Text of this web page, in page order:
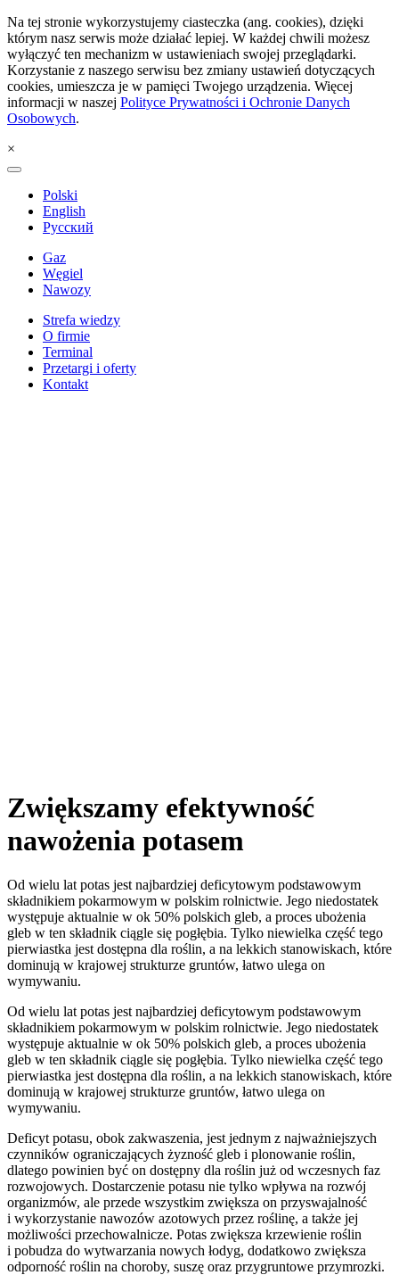
Na tej stronie wykorzystujemy ciasteczka (ang. cookies), dzięki
którym nasz serwis może działać lepiej. W każdej chwili możesz
wyłączyć ten mechanizm w ustawieniach swojej przeglądarki.
Korzystanie z naszego serwisu bez zmiany ustawień dotyczących
cookies, umieszcza je w pamięci Twojego urządzenia. Więcej
informacji w naszej Polityce Prywatności i Ochronie Danych
Osobowych.
×
Polski
English
Русский
Gaz
Węgiel
Nawozy
Strefa wiedzy
O firmie
Terminal
Przetargi i oferty
Kontakt
Zwiększamy efektywność
nawożenia potasem
Od wielu lat potas jest najbardziej deficytowym podstawowym
składnikiem pokarmowym w polskim rolnictwie. Jego niedostatek
występuje aktualnie w ok 50% polskich gleb, a proces ubożenia
gleb w ten składnik ciągle się pogłębia. Tylko niewielka część tego
pierwiastka jest dostępna dla roślin, a na lekkich stanowiskach, które
dominują w krajowej strukturze gruntów, łatwo ulega on
wymywaniu.
Od wielu lat potas jest najbardziej deficytowym podstawowym
składnikiem pokarmowym w polskim rolnictwie. Jego niedostatek
występuje aktualnie w ok 50% polskich gleb, a proces ubożenia
gleb w ten składnik ciągle się pogłębia. Tylko niewielka część tego
pierwiastka jest dostępna dla roślin, a na lekkich stanowiskach, które
dominują w krajowej strukturze gruntów, łatwo ulega on
wymywaniu.
Deficyt potasu, obok zakwaszenia, jest jednym z najważniejszych
czynników ograniczających żyzność gleb i plonowanie roślin,
dlatego powinien być on dostępny dla roślin już od wczesnych faz
rozwojowych. Dostarczenie potasu nie tylko wpływa na rozwój
organizmów, ale przede wszystkim zwiększa on przyswajalność
i wykorzystanie nawozów azotowych przez roślinę, a także jej
możliwości przechowalnicze. Potas zwiększa krzewienie roślin
i pobudza do wytwarzania nowych łodyg, dodatkowo zwiększa
odporność roślin na choroby, suszę oraz przygruntowe przymrozki.